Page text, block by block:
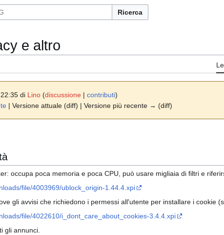
Ricerca
e altro
di Lino (discussione | contributi)
| Versione attuale (diff) | Versione più recente → (diff)
occupa poca memoria e poca CPU, può usare migliaia di filtri e
file/4003969/ublock_origin-1.44.4.xpi
gli avvisi che richiedono i permessi all'utente per installare i cookie
file/4022610/i_dont_care_about_cookies-3.4.4.xpi
gli annunci.